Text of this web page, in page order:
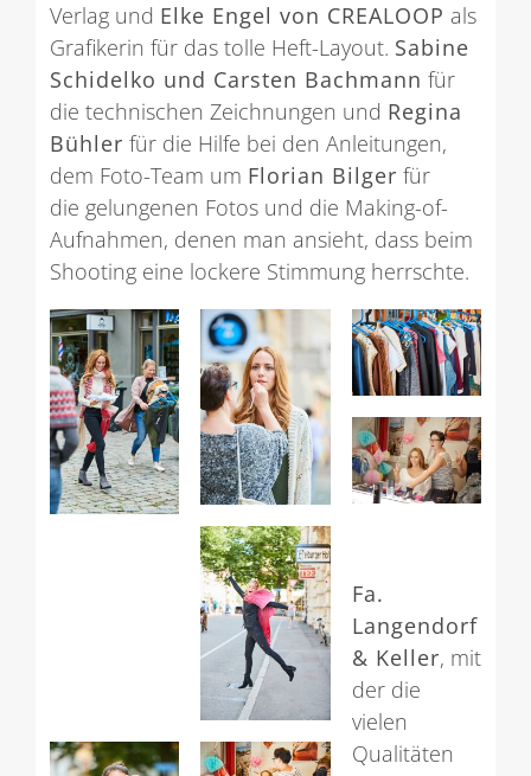
Verlag und Elke Engel von CREALOOP als
Grafikerin für das tolle Heft-Layout. Sabine
Schidelko und Carsten Bachmann für
die technischen Zeichnungen und Regina
Bühler für die Hilfe bei den Anleitungen,
dem Foto-Team um Florian Bilger für
die gelungenen Fotos und die Making-of-
Aufnahmen, denen man ansieht, dass beim
Shooting eine lockere Stimmung herrschte.
Fa.
Langendorf
& Keller, mit
der die
vielen
Qualitäten